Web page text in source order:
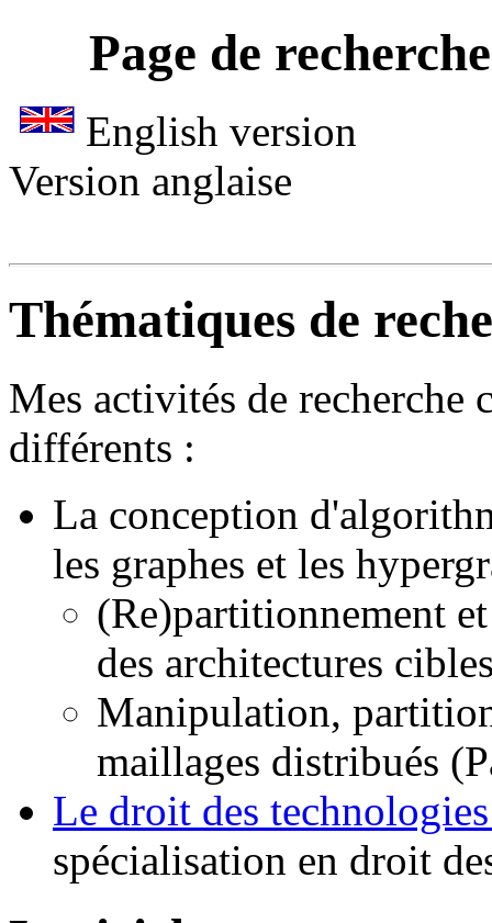
Page de
English version
Version anglaise
Thématiques de
Mes activités de recherche
différents :
La conception
les graphes et les
(Re)partitionnement
des architectures
Manipulation,
maillages distribués
Le droit des
spécialisation en droit